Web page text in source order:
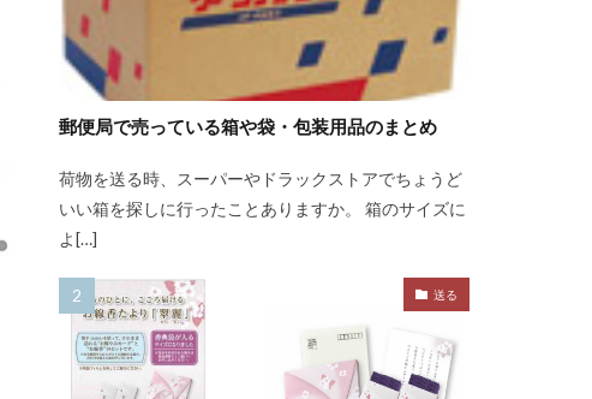
郵便局で売っている箱や袋・包装用品のまとめ
荷物を送る時、スーパーやドラックストアでちょうど
いい箱を探しに行ったことありますか。 箱のサイズに
よ[…]
送る